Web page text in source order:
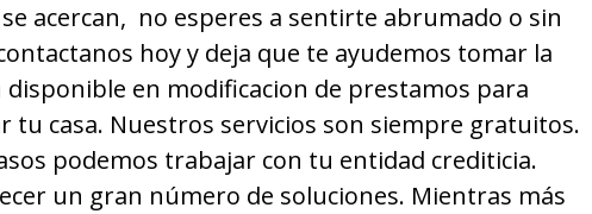
acercan, no esperes a sentirte abrumado o sin
hoy y deja que te ayudemos tomar la
en modificacion de prestamos para
tu casa. Nuestros servicios son siempre gratuitos.
podemos trabajar con tu entidad crediticia.
un gran número de soluciones. Mientras más